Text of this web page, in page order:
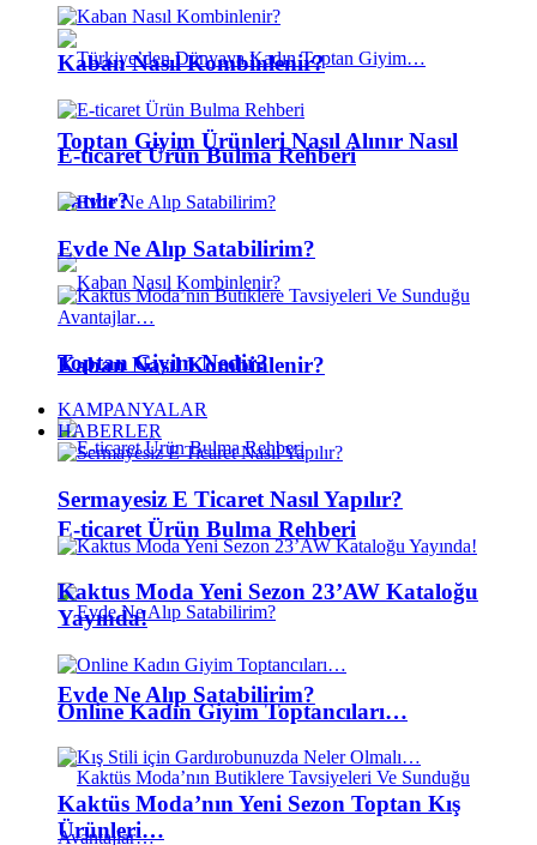
Toptan Giyim Ürünleri Nasıl Alınır Nasıl
Satılır?
Kaban Nasıl Kombinlenir?
E-ticaret Ürün Bulma Rehberi
Evde Ne Alıp Satabilirim?
Kaban Nasıl Kombinlenir?
E-ticaret Ürün Bulma Rehberi
Evde Ne Alıp Satabilirim?
Toptan Giyim Nedir?
KAMPANYALAR
HABERLER
Sermayesiz E Ticaret Nasıl Yapılır?
Kaktus Moda Yeni Sezon 23’AW Kataloğu
Yayında!
Online Kadın Giyim Toptancıları…
Kaktüs Moda’nın Yeni Sezon Toptan Kış
Ürünleri…